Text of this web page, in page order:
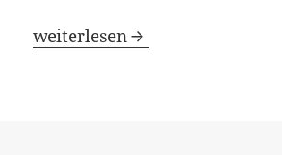
Zusätzliche
weiterlesen